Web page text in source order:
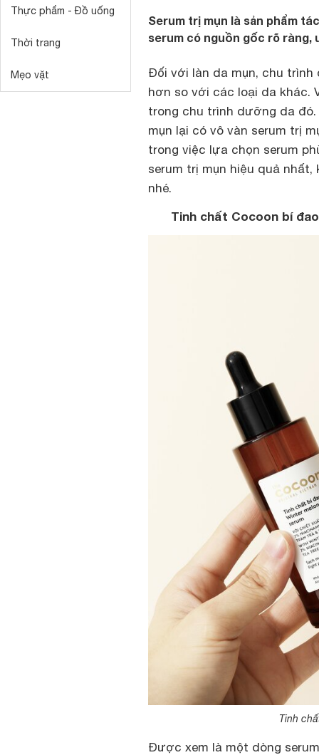
Thực phẩm - Đồ uống
Thời trang
Mẹo vặt
Serum trị mụn là sản phẩm
serum có nguồn gốc rõ ràng,
Đối với làn da mụn, chu
hơn so với các loại da khác.
trong chu trình dưỡng da
mụn lại có vô vàn serum trị
trong việc lựa chọn serum
serum trị mụn hiệu quả
nhé.
Tinh chất Cocoon bí
Tinh
Được xem là một dòng